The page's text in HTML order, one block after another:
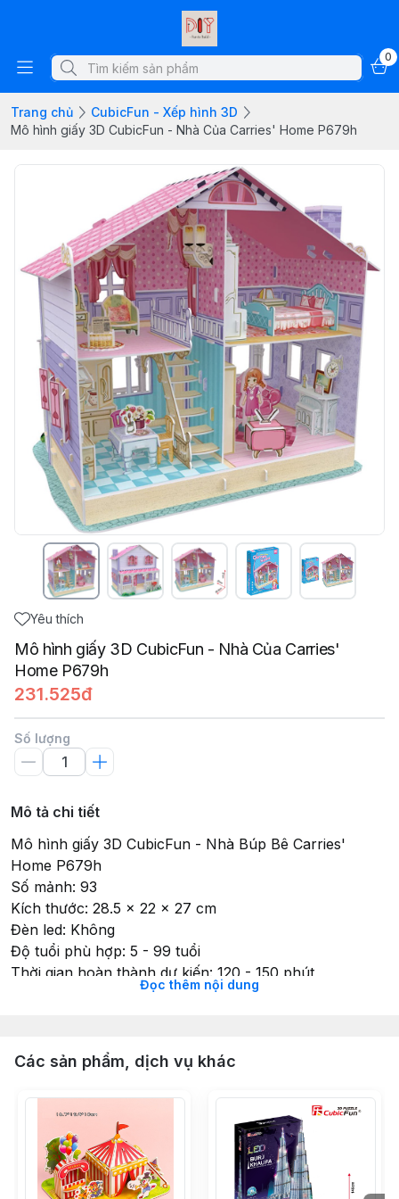
0
Trang chủ
CubicFun - Xếp hình 3D
Mô hình giấy 3D CubicFun - Nhà Của Carries' Home P679h
Yêu thích
Mô hình giấy 3D CubicFun - Nhà Của Carries'
Home P679h
231.525đ
Số lượng
Mô tả chi tiết
Mô hình giấy 3D CubicFun - Nhà Búp Bê Carries'
Home P679h
Số mảnh: 93
Kích thước: 28.5 x 22 x 27 cm
Đèn led: Không
Độ tuổi phù hợp: 5 - 99 tuổi
Thời gian hoàn thành dự kiến: 120 - 150 phút
người chơi có thể tháo rời mô hình, trả các chi tiết về
ĐẶC ĐIỂM NỔI BẬT
- Chất liệu cao cấp: Sản phẩm được làm từ xốp EPS và
giấy (đàn hồi, cứng và không phai màu) được sản xuất
theo tiêu chuẩn En71 (Châu Âu) và ASTM (Mỹ) an
toàn cho trẻ em khi sử dụng.
Đọc thêm nội dung
Các sản phẩm, dịch vụ khác